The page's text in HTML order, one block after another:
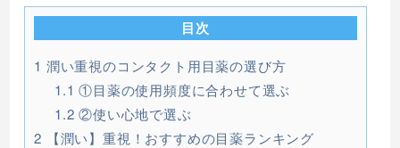
目次
1 潤い重視のコンタクト用目薬の選び方
1.1 ①目薬の使用頻度に合わせて選ぶ
1.2 ②使い心地で選ぶ
2 【潤い】重視！おすすめの目薬ランキング